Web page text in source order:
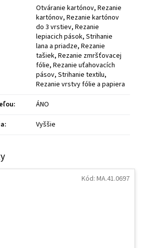
Otváranie kartónov, Rezanie
kartónov, Rezanie kartónov
do 3 vrstiev, Rezanie
lepiacich pások, Strihanie
lana a priadze, Rezanie
tašiek, Rezanie zmršťovacej
fólie, Rezanie uťahovacích
pásov, Strihanie textilu,
Rezanie vrstvy fólie a papiera
:
ÁNO
: Vyššie
Kód: MA.41.0697